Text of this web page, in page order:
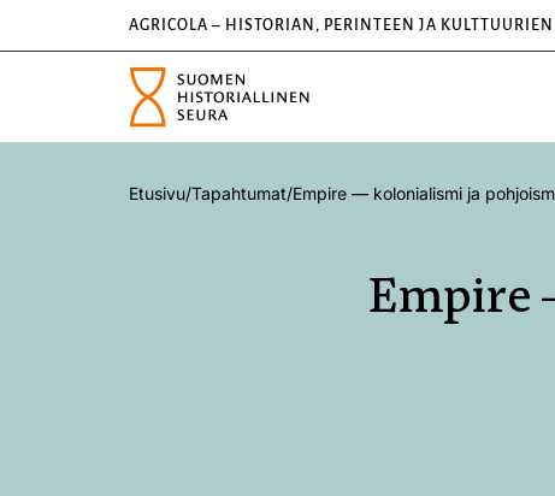
AGRICOLA – HISTORIAN, PERINTEEN JA
Etusivu/Tapahtumat/Empire — kolonialismi ja
Empire